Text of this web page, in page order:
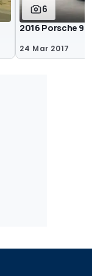
6
2016 Porsche
24 Mar 2017